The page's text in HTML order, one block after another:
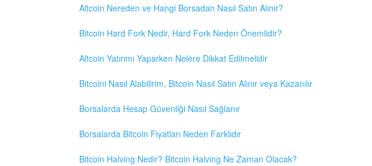
Altcoin Nereden ve Hangi Borsadan Nasıl Satın Alınır?
Bitcoin Hard Fork Nedir, Hard Fork Neden Önemlidir?
Altcoin Yatırımı Yaparken Nelere Dikkat Edilmelidir
Bitcoini Nasıl Alabilirim, Bitcoin Nasıl Satın Alınır veya Kazanılır
Borsalarda Hesap Güvenliği Nasıl Sağlanır
Borsalarda Bitcoin Fiyatları Neden Farklıdır
Bitcoin Halving Nedir? Bitcoin Halving Ne Zaman Olacak?